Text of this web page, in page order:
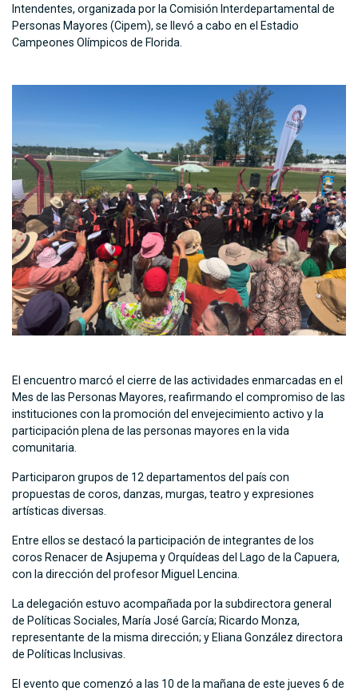
Intendentes, organizada por la Comisión Interdepartamental de
Personas Mayores (Cipem), se llevó a cabo en el Estadio
Campeones Olímpicos de Florida.
El encuentro marcó el cierre de las actividades enmarcadas en el
Mes de las Personas Mayores, reafirmando el compromiso de las
instituciones con la promoción del envejecimiento activo y la
participación plena de las personas mayores en la vida
comunitaria.
Participaron grupos de 12 departamentos del país con
propuestas de coros, danzas, murgas, teatro y expresiones
artísticas diversas.
Entre ellos se destacó la participación de integrantes de los
coros Renacer de Asjupema y Orquídeas del Lago de la Capuera,
con la dirección del profesor Miguel Lencina.
La delegación estuvo acompañada por la subdirectora general
de Políticas Sociales, María José García; Ricardo Monza,
representante de la misma dirección; y Eliana González directora
de Políticas Inclusivas.
El evento que comenzó a las 10 de la mañana de este jueves 6 de